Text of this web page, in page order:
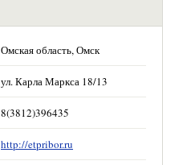
Омская область, Омск
ул. Карла Маркса 18/13
8(3812)396435
http://etpribor.ru